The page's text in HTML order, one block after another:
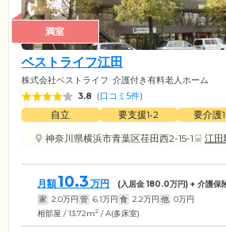
満室
ベストライフ江田
株式会社ベストライフ 介護付き有料老人ホーム
3.8 (口コミ5件)
自立 要支援1•2 要介護
神奈川県横浜市青葉区荏田西2-15-1
江田
月額10.3 万円 (入居金180.0万円) + 介護保
家 2.0万円 管 6.1万円 食 2.2万円 他 0万円
相部屋 / 13.72m2 / A(多床室)